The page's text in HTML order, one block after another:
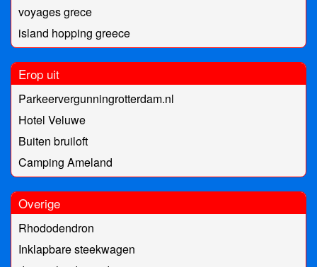
voyages grece
island hopping greece
Erop uit
Parkeervergunningrotterdam.nl
Hotel Veluwe
Buiten bruiloft
Camping Ameland
Overige
Rhododendron
Inklapbare steekwagen